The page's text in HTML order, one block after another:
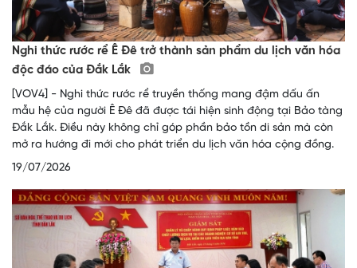
Nghi thức rước rể Ê Đê trở thành sản phẩm du lịch văn hóa
độc đáo của Đắk Lắk
[VOV4] - Nghi thức rước rể truyền thống mang đậm dấu ấn
mẫu hệ của người Ê Đê đã được tái hiện sinh động tại Bảo tàng
Đắk Lắk. Điều này không chỉ góp phần bảo tồn di sản mà còn
mở ra hướng đi mới cho phát triển du lịch văn hóa cộng đồng.
19/07/2026